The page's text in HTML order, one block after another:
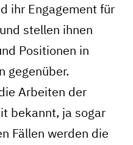
ihr Engagement für
stellen ihnen
Positionen in
gegenüber.
Arbeiten der
bekannt, ja sogar
Fällen werden die